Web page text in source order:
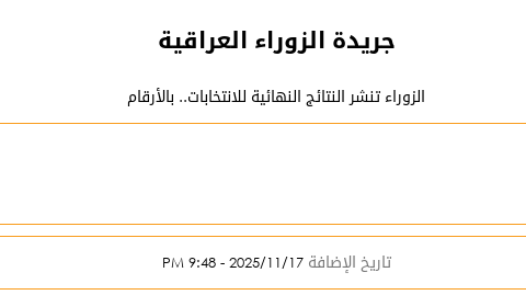
جريدة الزوراء العراقية
الزوراء تنشر النتائج النهائية للانتخابات.. بالأرقام
تاريخ الإضافة 2025/11/17 - 9:48 PM